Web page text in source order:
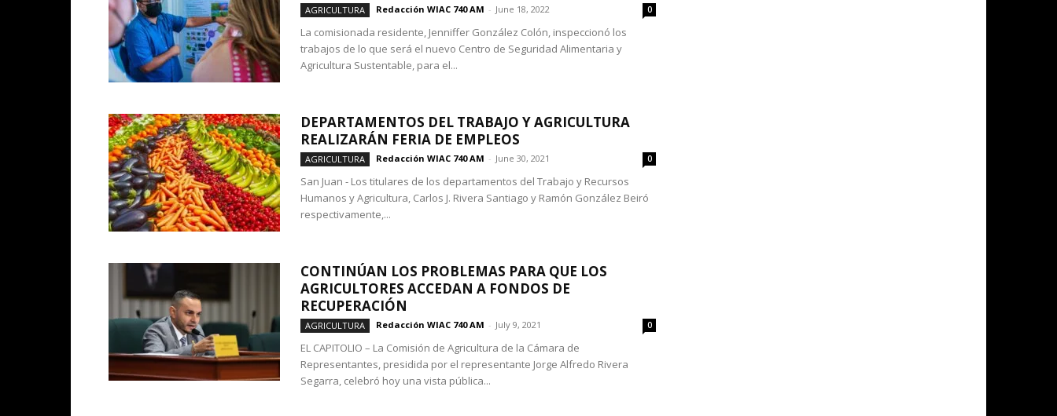
AGRICULTURA Redacción WIAC 740 AM - June 18, 2022 0
La comisionada residente, Jenniffer González Colón, inspeccionó los
trabajos de lo que será el nuevo Centro de Seguridad Alimentaria y
Agricultura Sustentable, para el...
DEPARTAMENTOS DEL TRABAJO Y AGRICULTURA
REALIZARÁN FERIA DE EMPLEOS
AGRICULTURA Redacción WIAC 740 AM - June 30, 2021 0
San Juan - Los titulares de los departamentos del Trabajo y Recursos
Humanos y Agricultura, Carlos J. Rivera Santiago y Ramón González Beiró
respectivamente,...
CONTINÚAN LOS PROBLEMAS PARA QUE LOS
AGRICULTORES ACCEDAN A FONDOS DE
RECUPERACIÓN
AGRICULTURA Redacción WIAC 740 AM - July 9, 2021 0
EL CAPITOLIO – La Comisión de Agricultura de la Cámara de
Representantes, presidida por el representante Jorge Alfredo Rivera
Segarra, celebró hoy una vista pública...